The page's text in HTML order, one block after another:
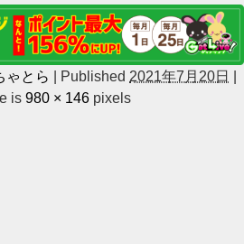
ゃとら | Published 2021年7月20日 |
is 980 × 146pixels